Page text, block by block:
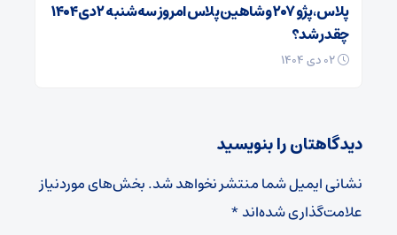
پلاس، پژو ۲۰۷ و شاهین پلاس امروز سه‌شنبه ۲ دی ۱۴۰۴
چقدر شد؟
دیدگاهتان را بنویسید
نشانی ایمیل شما منتشر نخواهد شد.بخش‌های موردنیاز
علامت‌گذاری شده‌اند*